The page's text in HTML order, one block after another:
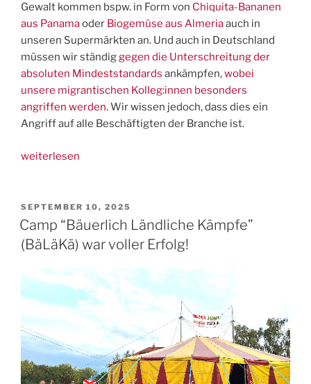
Gewalt kommen bspw. in Form von Chiquita-Bananen
aus Panamaoder Biogemüse aus Almeriaauch in
unseren Supermärkten an. Und auch in Deutschland
müssen wir ständiggegen die Unterschreitung der
absoluten Mindeststandards ankämpfen,wobei
unsere migrantischen Kolleg:innen besonders
angriffen werden. Wir wissen jedoch, dass dies ein
Angriff auf alle Beschäftigten der Branche ist.
„Wir
satt!
Landarbeiter:innen
für
Ernährungssouveränität
Systemwandel!
(Update
weiterlesen
VERÖFFENTLICHT
AM
SEPTEMBER 10, 2025
Camp “Bäuerlich Ländliche Kämpfe”
(BäLäKä) war voller Erfolg!